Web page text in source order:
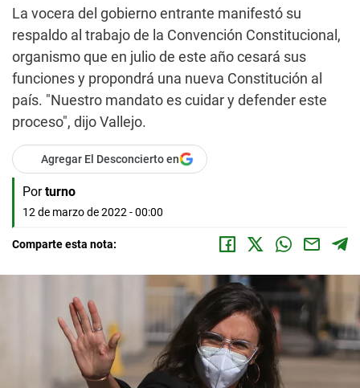
La vocera del gobierno entrante manifestó su
respaldo al trabajo de la Convención Constitucional,
organismo que en julio de este año cesará sus
funciones y propondrá una nueva Constitución al
país. "Nuestro mandato es cuidar y defender este
proceso", dijo Vallejo.
Agregar El Desconcierto en
Por turno
12 de marzo de 2022 - 00:00
Comparte esta nota: